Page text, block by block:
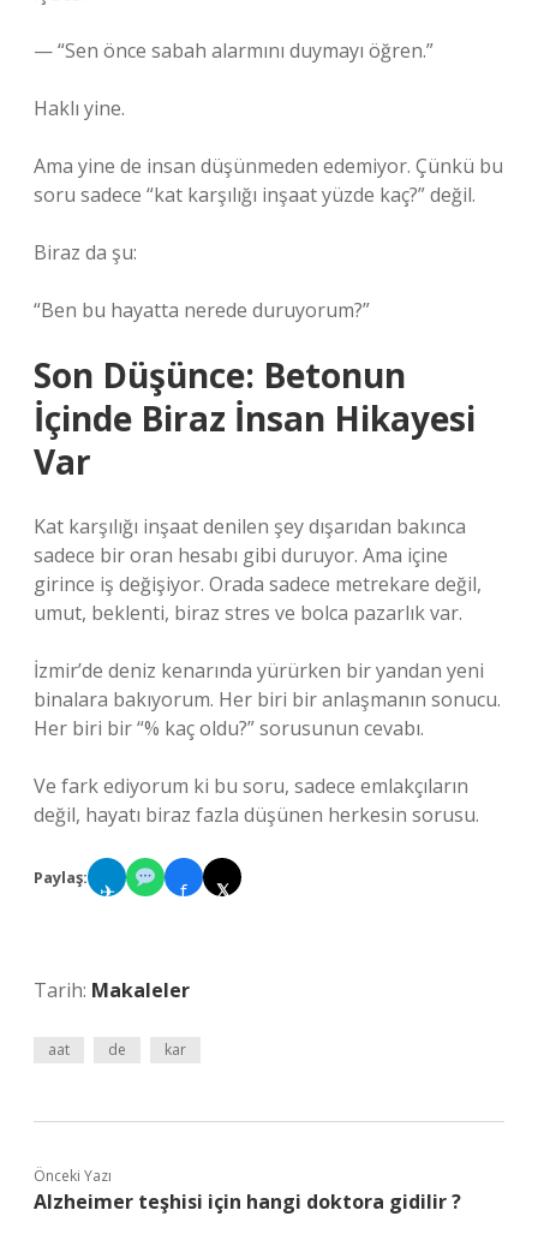
— “Sen önce sabah alarmını duymayı öğren.”
Haklı yine.
Ama yine de insan düşünmeden edemiyor. Çünkü bu
soru sadece “kat karşılığı inşaat yüzde kaç?” değil.
Biraz da şu:
“Ben bu hayatta nerede duruyorum?”
Son Düşünce: Betonun
İçinde Biraz İnsan Hikayesi
Var
Kat karşılığı inşaat denilen şey dışarıdan bakınca
sadece bir oran hesabı gibi duruyor. Ama içine
girince iş değişiyor. Orada sadece metrekare değil,
umut, beklenti, biraz stres ve bolca pazarlık var.
İzmir’de deniz kenarında yürürken bir yandan yeni
binalara bakıyorum. Her biri bir anlaşmanın sonucu.
Her biri bir “% kaç oldu?” sorusunun cevabı.
Ve fark ediyorum ki bu soru, sadece emlakçıların
değil, hayatı biraz fazla düşünen herkesin sorusu.
Paylaş:
✈ f 𝕏
Tarih: Makaleler
aat de kar
Önceki Yazı
Alzheimer teşhisi için hangi doktora gidilir ?